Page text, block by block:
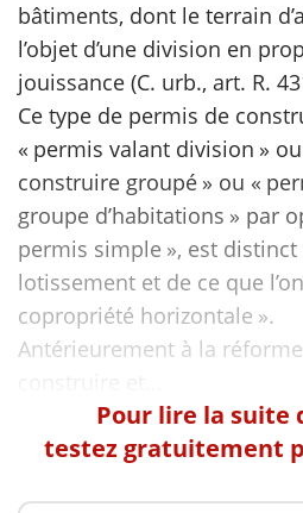
bâtiments, dont le terrain
l’objet d’une division en
jouissance (C. urb., art. R.
Ce type de permis de
« permis valant division »
construire groupé » ou «
groupe d’habitations » par
permis simple », est distinct
lotissement et de ce que
copropriété horizontale ».
Antérieurement à la
Pour lire la suite
testez gratuitement